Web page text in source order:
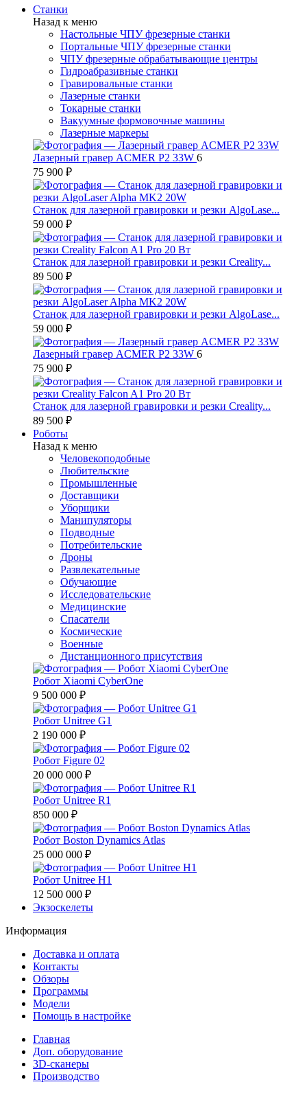
Станки
Назад к меню
Настольные ЧПУ фрезерные станки
Портальные ЧПУ фрезерные станки
ЧПУ фрезерные обрабатывающие центры
Гидроабразивные станки
Гравировальные станки
Лазерные станки
Токарные станки
Вакуумные формовочные машины
Лазерные маркеры
Лазерный гравер ACMER P2 33W 6
75 900 ₽
Станок для лазерной гравировки и резки AlgoLase...
59 000 ₽
Станок для лазерной гравировки и резки Creality...
89 500 ₽
Станок для лазерной гравировки и резки AlgoLase...
59 000 ₽
Лазерный гравер ACMER P2 33W 6
75 900 ₽
Станок для лазерной гравировки и резки Creality...
89 500 ₽
Роботы
Назад к меню
Человекоподобные
Любительские
Промышленные
Доставщики
Уборщики
Манипуляторы
Подводные
Потребительские
Дроны
Развлекательные
Обучающие
Исследовательские
Медицинские
Спасатели
Космические
Военные
Дистанционного присутствия
Робот Xiaomi CyberOne
9 500 000 ₽
Робот Unitree G1
2 190 000 ₽
Робот Figure 02
20 000 000 ₽
Робот Unitree R1
850 000 ₽
Робот Boston Dynamics Atlas
25 000 000 ₽
Робот Unitree H1
12 500 000 ₽
Экзоскелеты
Информация
Доставка и оплата
Контакты
Обзоры
Программы
Модели
Помощь в настройке
Главная
Доп. оборудование
3D-сканеры
Производство